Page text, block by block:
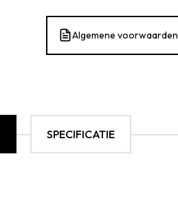
Algemene voorwaarden
SPECIFICATIE